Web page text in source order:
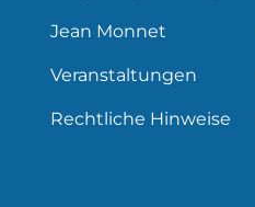
Jean Monnet
Veranstaltungen
Rechtliche Hinweise